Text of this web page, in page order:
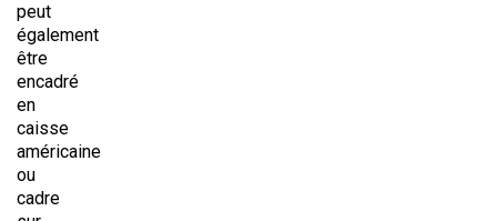
peut
également
être
encadré
en
caisse
américaine
ou
cadre